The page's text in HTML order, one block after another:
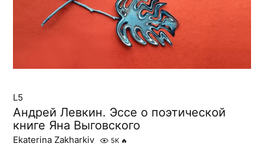
L5
Андрей Левкин. Эссе о поэтической
книге Яна Выговского
Ekaterina Zakharkiv 5K 🔥